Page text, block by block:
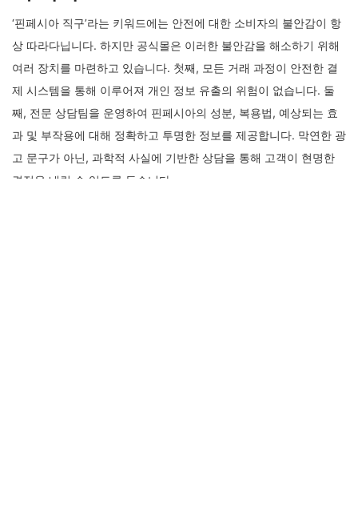
다. 이는 고객이 받는 모든 제품이 동일한 품질 관리 시스템을 거쳤
음을 의미합니다. 복잡한 유통 과정이 없어 가품이 섞일 가능성이 원
천적으로 차단되며, 모든 제품은 정확한 유효기한과 함께 안전하게
포장되어 고객에게 전달됩니다. ‘핀페시아 직구’를 고민할 때 공식몰
은 단순한 판매처가 아닌, 고객의 건강과 치료 효과를 책임지는 든든
한 파트너인 것입니다.
안전과 신뢰, 핀페시아 직구 공식몰